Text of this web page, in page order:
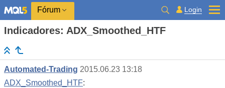
Fórum Login
Indicadores: ADX_Smoothed_HTF
Automated-Trading 2015.06.23 13:18
ADX_Smoothed_HTF: